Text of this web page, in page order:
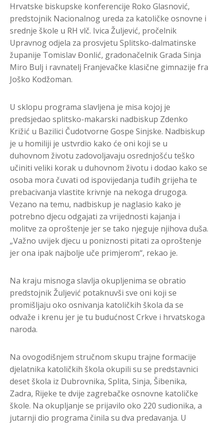
Hrvatske biskupske konferencije Roko Glasnović,
predstojnik Nacionalnog ureda za katoličke osnovne i
srednje škole u RH vlč. Ivica Žuljević, pročelnik
Upravnog odjela za prosvjetu Splitsko-dalmatinske
županije Tomislav Đonlić, gradonačelnik Grada Sinja
Miro Bulj i ravnatelj Franjevačke klasične gimnazije fra
Joško Kodžoman.
U sklopu programa slavljena je misa kojoj je
predsjedao splitsko-makarski nadbiskup Zdenko
Križić u Bazilici Čudotvorne Gospe Sinjske. Nadbiskup
je u homiliji je ustvrdio kako će oni koji se u
duhovnom životu zadovoljavaju osrednjošću teško
učiniti veliki korak u duhovnom životu i dodao kako se
osoba mora čuvati od ispovijedanja tuđih grijeha te
prebacivanja vlastite krivnje na nekoga drugoga.
Vezano na temu, nadbiskup je naglasio kako je
potrebno djecu odgajati za vrijednosti kajanja i
molitve za oproštenje jer se tako njeguje njihova duša.
„Važno uvijek djecu u poniznosti pitati za oproštenje
jer ona ipak najbolje uče primjerom“, rekao je.
Na kraju misnoga slavlja okupljenima se obratio
predstojnik Žuljević potaknuvši sve oni koji se
promišljaju oko osnivanja katoličkih škola da se
odvaže i krenu jer je tu budućnost Crkve i hrvatskoga
naroda.
Na ovogodišnjem stručnom skupu trajne formacije
djelatnika katoličkih škola okupili su se predstavnici
deset škola iz Dubrovnika, Splita, Sinja, Šibenika,
Zadra, Rijeke te dvije zagrebačke osnovne katoličke
škole. Na okupljanje se prijavilo oko 220 sudionika, a
jutarnji dio programa činila su dva predavanja. U